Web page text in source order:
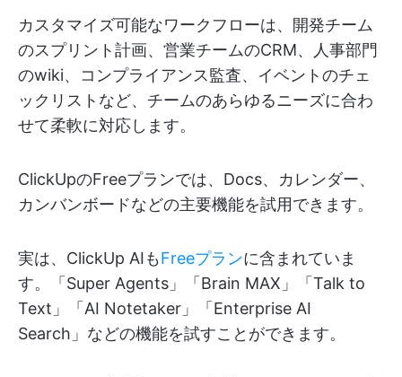
カスタマイズ可能なワークフローは、開発チーム
のスプリント計画、営業チームのCRM、人事部門
のwiki、コンプライアンス監査、イベントのチェ
ックリストなど、チームのあらゆるニーズに合わ
せて柔軟に対応します。
ClickUpのFreeプランでは、Docs、カレンダー、
カンバンボードなどの主要機能を試用できます。
実は、ClickUp AIもFreeプランに含まれていま
す。「Super Agents」「Brain MAX」「Talk to
Text」「AI Notetaker」「Enterprise AI
Search」などの機能を試すことができます。